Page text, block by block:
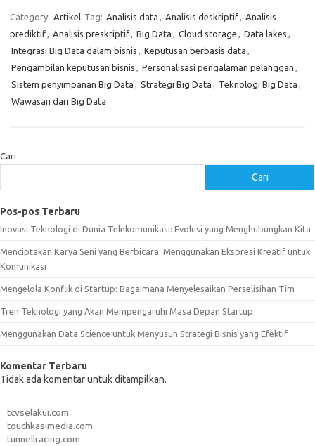
Category: Artikel Tag: Analisis data , Analisis deskriptif, Analisis
prediktif, Analisis preskriptif, Big Data , Cloud storage , Data lakes ,
Integrasi Big Data dalam bisnis , Keputusan berbasis data ,
Pengambilan keputusan bisnis , Personalisasi pengalaman pelanggan ,
Sistem penyimpanan Big Data , Strategi Big Data , Teknologi Big Data ,
Wawasan dari Big Data
Cari
Cari
Pos-pos Terbaru
Inovasi Teknologi di Dunia Telekomunikasi: Evolusi yang Menghubungkan Kita
Menciptakan Karya Seni yang Berbicara: Menggunakan Ekspresi Kreatif untuk
Komunikasi
Mengelola Konflik di Startup: Bagaimana Menyelesaikan Perselisihan Tim
Tren Teknologi yang Akan Mempengaruhi Masa Depan Startup
Menggunakan Data Science untuk Menyusun Strategi Bisnis yang Efektif
Komentar Terbaru
Tidak ada komentar untuk ditampilkan.
tcvselakui.com
touchkasimedia.com
tunnellracing.com